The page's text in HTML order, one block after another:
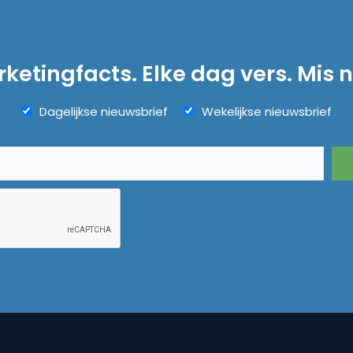
Elke dag vers. Mis
Dagelijkse nieuwsbrief Wekelijkse nieuwsbrief